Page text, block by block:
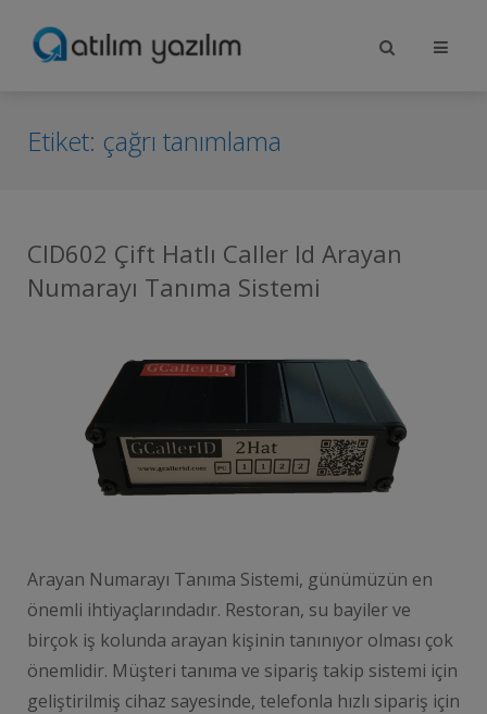
Etiket: çağrı tanımlama
CID602 Çift Hatlı Caller Id Arayan
Numarayı Tanıma Sistemi
Arayan Numarayı Tanıma Sistemi, günümüzün en
önemli ihtiyaçlarındadır. Restoran, su bayiler ve
birçok iş kolunda arayan kişinin tanınıyor olması çok
önemlidir. Müşteri tanıma ve sipariş takip sistemi için
geliştirilmiş cihaz sayesinde, telefonla hızlı sipariş için